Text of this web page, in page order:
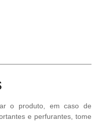
o produto, em caso de
e perfurantes, tome